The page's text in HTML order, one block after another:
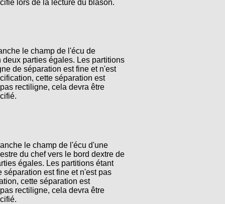
lors de la lecture du blason.
le champ de l'écu de
parties égales. Les partitions
de séparation est fine et n'est
cette séparation est
rectiligne, cela devra être
le champ de l'écu d'une
du chef vers le bord dextre de
égales. Les partitions étant
séparation est fine et n'est pas
cette séparation est
rectiligne, cela devra être